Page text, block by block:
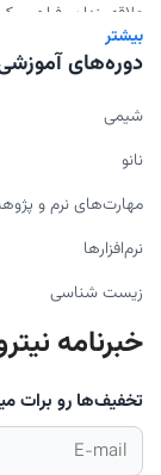
علاقه‌مندان
علمی، محتوای
برای گسترش علم به
بیشتر
دوره‌های
شیمی
نانو
مهارت‌های نرم و
نرم‌افزارها
زیست شناسی
خبرنامه
تخفیف‌ها رو برات